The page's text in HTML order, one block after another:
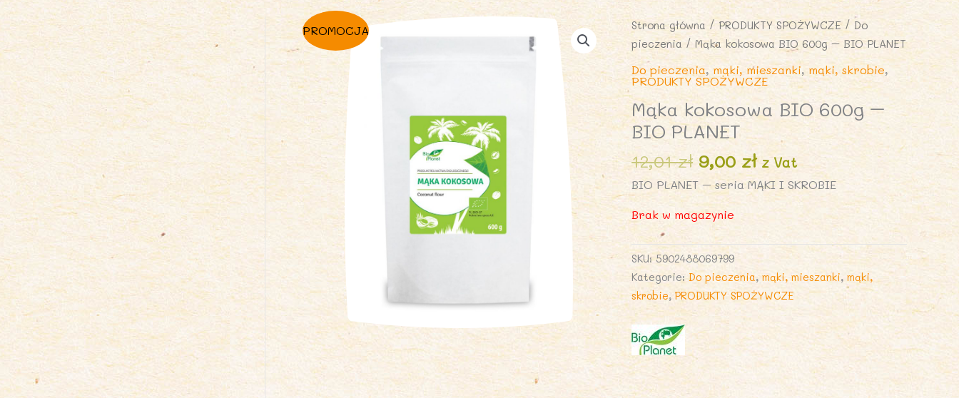
PROMOCJA Strona główna / PRODUKTY SPOŻYWCZE/ Do
pieczenia / Mąka kokosowa BIO 600g – BIO PLANET
Do pieczenia, mąki, mieszanki, mąki, skrobie,
PRODUKTY SPOŻYWCZE
Mąka kokosowa BIO 600g –
BIO PLANET
12,01zł Pierwotna
cena
wynosiła:
12,01 zł.
9,00 złAktualna
cena
wynosi:
9,00 zł.
z Vat
BIO PLANET – seria MĄKI I SKROBIE
Brak w magazynie
SKU:5902488069799
Kategorie:Do pieczenia,mąki, mieszanki,mąki,
skrobie,PRODUKTY SPOŻYWCZE